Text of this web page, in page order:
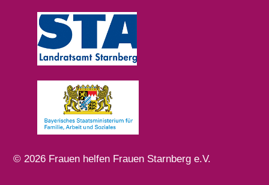
© 2026 Frauen helfen Frauen Starnberg e.V.